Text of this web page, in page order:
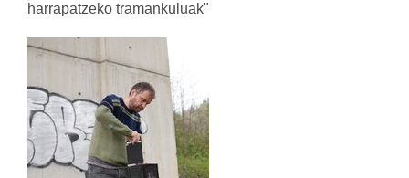
harrapatzeko tramankuluak"